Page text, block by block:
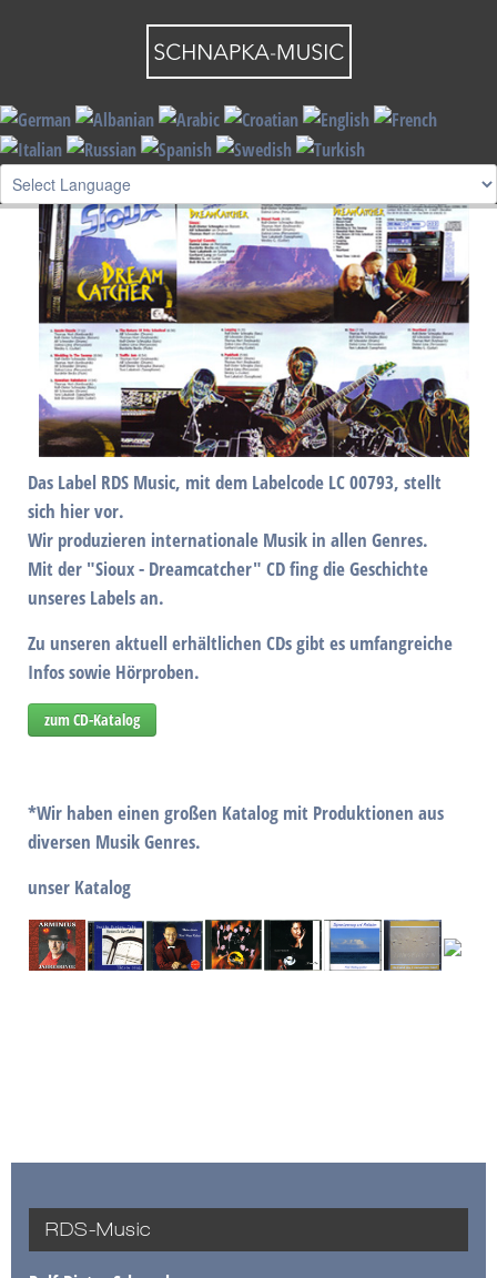
Label
Das Label RDS Music, mit dem Labelcode LC 00793, stellt
sich hier vor.
Wir produzieren internationale Musik in allen Genres.
Mit der "Sioux - Dreamcatcher" CDfing die Geschichte
unseres Labels an.
Zu unseren aktuell erhältlichen CDs gibt es umfangreiche
Infos sowie Hörproben.
zum CD-Katalog
*Wir haben einen großen Katalog mit Produktionen aus
diversen Musik Genres.
unser Katalog
RDS-Music
the best experience.
I understand !